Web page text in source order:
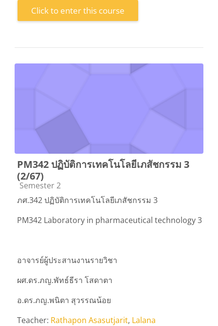
Click to enter this course
PM342 ปฏิบัติการเทคโนโลยีเภสัชกรรม 3
(2/67)
Course category
Semester 2
ภศ.342 ปฏิบัติการเทคโนโลยีเภสัชกรรม 3
PM342 Laboratory in pharmaceutical technology 3
อาจารย์ผู้ประสานงานรายวิชา
ผศ.ดร.ภญ.พัทธ์ธีรา โสดาตา
อ.ดร.ภญ.พนิตา สุวรรณน้อย
Teacher: Rathapon Asasutjarit, Lalana